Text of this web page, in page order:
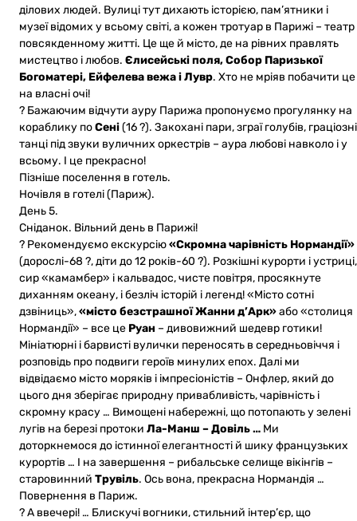
ділових людей. Вулиці тут дихають історією, пам’ятники і
музеї відомих у всьому світі, а кожен тротуар в Парижі – театр
повсякденному житті. Це ще й місто, де на рівних правлять
мистецтво і любов. Єлисейські поля, Собор Паризької
Богоматері, Ейфелева вежа і Лувр. Хто не мріяв побачити це
на власні очі!
? Бажаючим відчути ауру Парижа пропонуємо прогулянку на
кораблику поСені(16 ?). Закохані пари, зграї голубів, граціозні
танці під звуки вуличних оркестрів – аура любові навколо і у
всьому. І це прекрасно!
Пізніше поселення в готель.
Ночівля в готелі (Париж).
День 5.
Сніданок. Вільний день в Парижі!
? Рекомендуємо екскурсію«Скромна чарівність Нормандії»
(дорослі-68 ?, діти до 12 років-60 ?). Розкішні курорти і устриці,
сир «камамбер» і кальвадос, чисте повітря, просякнуте
диханням океану, і безліч історій і легенд! «Місто сотні
дзвіниць»,«місто безстрашної Жанни д’Арк»або «столиця
Нормандії» – все це Руан – дивовижний шедевр готики!
Мініатюрні і барвисті вулички переносять в середньовіччя і
розповідь про подвиги героїв минулих епох. Далі ми
відвідаємо місто моряків і імпресіоністів – Онфлер, який до
цього дня зберігає природну привабливість, чарівність і
скромну красу … Вимощені набережні, що потопають у зелені
лугів на березі протоки Ла-Манш – Довіль … Ми
доторкнемося до істинної елегантності й шику французьких
курортів … І на завершення – рибальське селище вікінгів –
старовинний Трувіль. Ось вона, прекрасна Нормандія …
Повернення в Париж.
? А ввечері! … Блискучі вогники, стильний інтер’єр, що